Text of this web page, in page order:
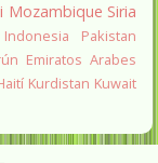
Mozambique Siria
Indonesia
Pakistan
Emiratos Arabes
Kurdistan Kuwait